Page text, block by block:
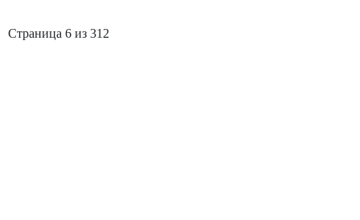
Страница 6 из 312